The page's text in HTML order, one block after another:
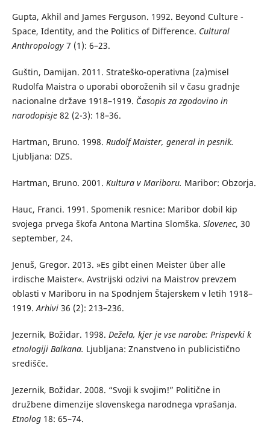
Gupta, Akhil and James Ferguson. 1992. Beyond Culture -
Space, Identity, and the Politics of Difference. Cultural
Anthropology7 (1): 6–23.
Guštin, Damijan. 2011. Strateško-operativna (za)misel
Rudolfa Maistra o uporabi oboroženih sil v času gradnje
nacionalne države 1918–1919. Časopis za zgodovino in
narodopisje82 (2-3): 18–36.
Hartman, Bruno. 1998. Rudolf Maister, general in pesnik.
Ljubljana: DZS.
Hartman, Bruno. 2001. Kultura v Mariboru. Maribor: Obzorja.
Hauc, Franci. 1991. Spomenik resnice: Maribor dobil kip
svojega prvega škofa Antona Martina Slomška. Slovenec, 30
september, 24.
Jenuš, Gregor. 2013. »Es gibt einen Meister über alle
irdische Maister«. Avstrijski odzivi na Maistrov prevzem
oblasti v Mariboru in na Spodnjem Štajerskem v letih 1918–
1919.Arhivi36 (2): 213–236.
Jezernik, Božidar. 1998. Dežela, kjer je vse narobe: Prispevki k
etnologiji Balkana. Ljubljana: Znanstveno in publicistično
središče.
Jezernik, Božidar. 2008. “Svoji k svojim!” Politične in
družbene dimenzije slovenskega narodnega vprašanja.
Etnolog18: 65–74.